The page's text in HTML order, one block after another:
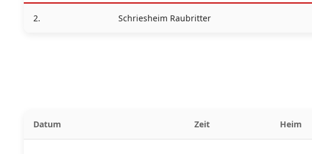
2. Schriesheim Raubritter
Datum Zeit Heim